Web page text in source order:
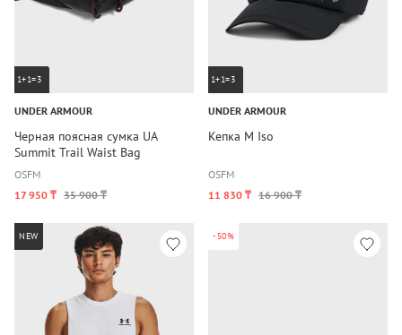
1+1=3
UNDER ARMOUR
Черная поясная сумка UA
Summit Trail Waist Bag
OSFM
17 950 ₸ 35 900 ₸
1+1=3
UNDER ARMOUR
Кепка M Iso
OSFM
11 830 ₸ 16 900 ₸
NEW -50%